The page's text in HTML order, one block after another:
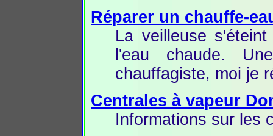
Réparer un chauffe-
La veilleuse
l'eau chaude.
chauffagiste, moi je
Centrales à vapeur
Informations sur les